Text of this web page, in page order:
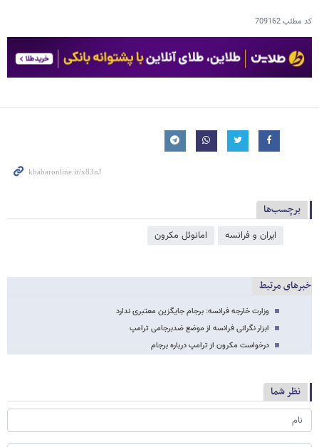
کد مطلب709162
برچسب‌ها
ایران و فرانسه امانوئل مکرون
خبرهای مرتبط
وزارت خارجه فرانسه: برجام جایگزین معتبری ندارد
ابزار نگرانی فرانسه از موضع ضدبرجامی ترامپ
درخواست مکرون از ترامپ درباره برجام
نظر شما